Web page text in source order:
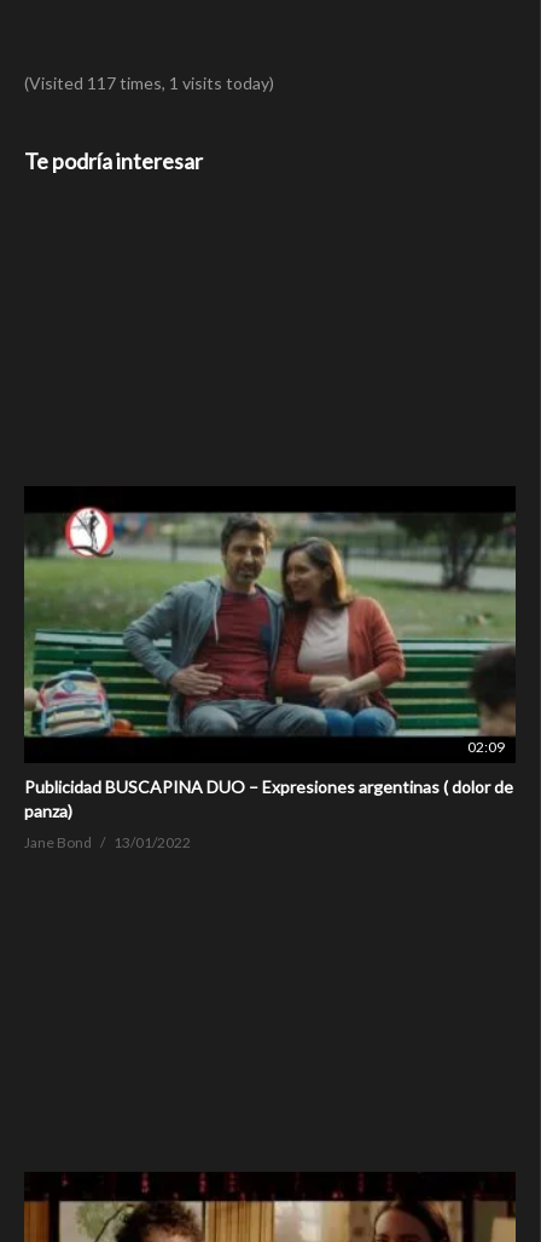
(Visited 117 times, 1 visits today)
Te podría interesar
02:09
Publicidad BUSCAPINA DUO – Expresiones argentinas ( dolor de
panza)
Jane Bond 13/01/2022